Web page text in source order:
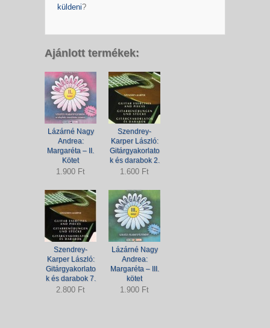
küldeni?
Ajánlott termékek:
Lázárné Nagy
Andrea:
Margaréta – II.
Kötet
1.900 Ft
Szendrey-
Karper László:
Gitárgyakorlato
k és darabok 2.
1.600 Ft
Szendrey-
Karper László:
Gitárgyakorlato
k és darabok 7.
2.800 Ft
Lázárné Nagy
Andrea:
Margaréta – III.
kötet
1.900 Ft